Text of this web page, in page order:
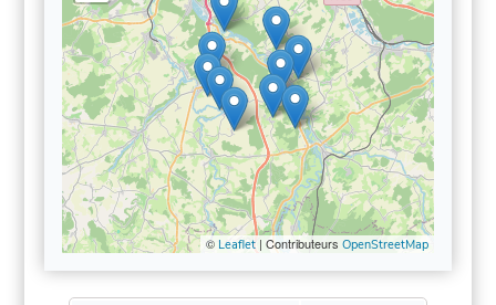
© Leaflet| Contributeurs OpenStreetMap